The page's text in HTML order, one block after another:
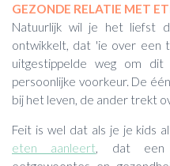
GEZONDE RELATIE MET
Natuurlijk wil je het liefst
ontwikkelt, dat 'ie over een
uitgestippelde weg om
persoonlijke voorkeur. De
bij het leven, de ander trekt
Feit is wel dat als je je kids
eten aanleert, dat een